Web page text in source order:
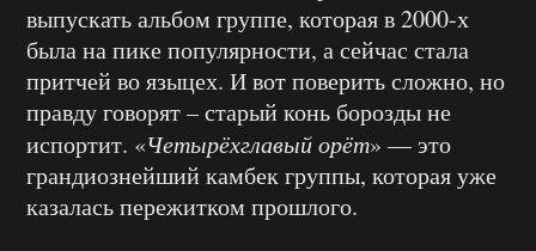
выпускать альбом группе, которая в 2000-х
была на пике популярности, а сейчас стала
притчей во языцех. И вот поверить сложно, но
правду говорят – старый конь борозды не
испортит. «Четырёхглавый орёт» — это
грандиознейший камбек группы, которая уже
казалась пережитком прошлого.